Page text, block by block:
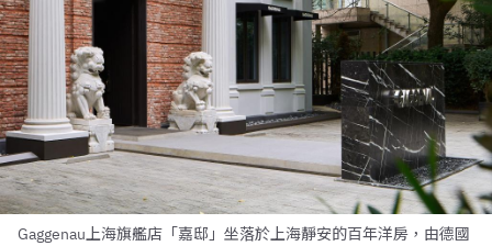
Gaggenau上海旗艦店「嘉邸」坐落於上海靜安的百年洋房，由德國